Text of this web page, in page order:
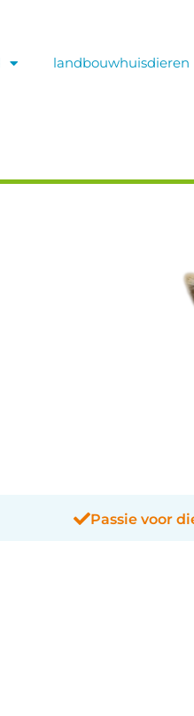
landbouwhuisdieren
Passie voor